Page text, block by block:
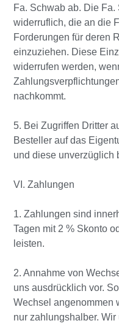
Fa. Schwab ab. Die
widerruflich, die an die
Forderungen für deren
einzuziehen. Diese
widerrufen werden,
nachkommt.
5. Bei Zugriffen Dritter
Besteller auf das
und diese unverzüglich
VI. Zahlungen
1. Zahlungen sind
Tagen mit 2 % Skonto
leisten.
2. Annahme von
uns ausdrücklich vor.
Wechsel angenommen
nur zahlungshalber.